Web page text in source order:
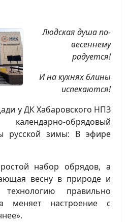
Людская душа по-
весеннему
радуется!
И на кухнях блины
испекаются!
у ДК Хабаровского НПЗ
обрядовый
русской зимы: В эфире
набор обрядов, а
весну в природе и
правильно
меняет настроение с